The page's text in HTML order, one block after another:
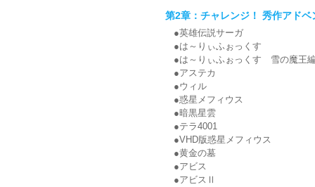
第2章：チャレンジ！ 秀作アドベ
●英雄伝説サーガ
●は～りぃふぉっくす
●は～りぃふぉっくす 雪の魔王
●アステカ
●ウィル
●惑星メフィウス
●暗黒星雲
●テラ4001
●VHD版惑星メフィウス
●黄金の墓
●アビス
●アビスⅡ